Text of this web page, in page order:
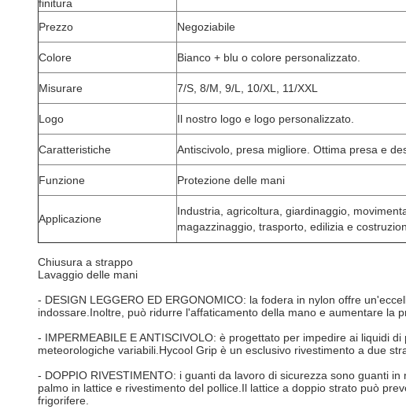
finitura
Prezzo Negoziabile
Colore Bianco + blu o colore personalizzato.
Misurare 7/S, 8/M, 9/L, 10/XL, 11/XXL
Logo Il nostro logo e logo personalizzato.
Caratteristiche Antiscivolo, presa migliore. Ottima presa e
Funzione Protezione delle mani
Applicazione
Industria, agricoltura, giardinaggio,
magazzinaggio, trasporto, edilizia e
Chiusura a strappo
Lavaggio delle mani
- DESIGN LEGGERO ED ERGONOMICO: la fodera in nylon offre
indossare.Inoltre, può ridurre l'affaticamento della mano e aumentare la
- IMPERMEABILE E ANTISCIVOLO: è progettato per impedire ai liquidi
meteorologiche variabili.Hycool Grip è un esclusivo rivestimento a due
- DOPPIO RIVESTIMENTO: i guanti da lavoro di sicurezza sono guanti
palmo in lattice e rivestimento del pollice.Il lattice a doppio strato può
frigorifere.